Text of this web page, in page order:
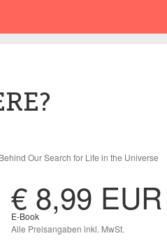
Our Search for Life in the Universe
€ 8,99 EUR
E-Book
Alle Preisangaben inkl. MwSt.